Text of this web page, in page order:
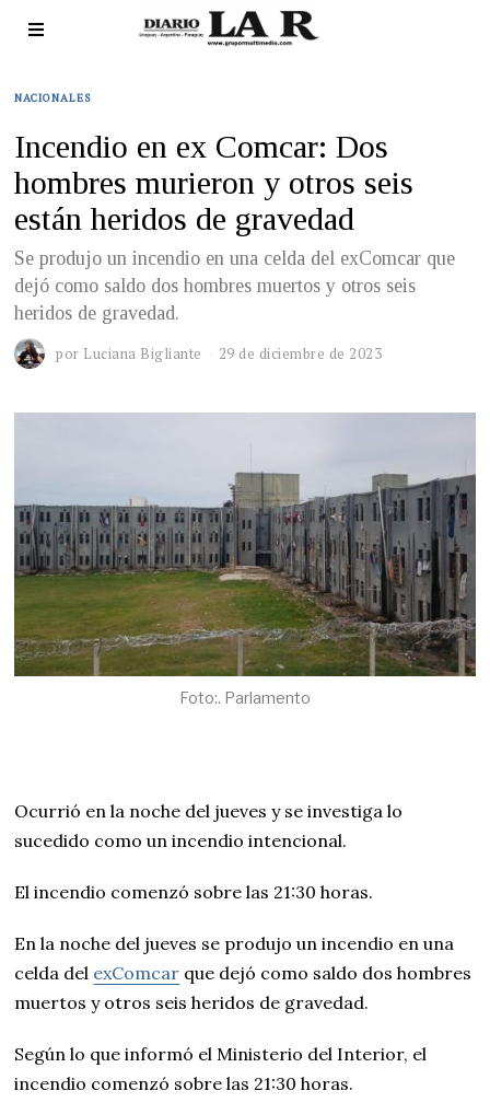
NACIONALES
Incendio en ex Comcar: Dos
hombres murieron y otros seis
están heridos de gravedad
Se produjo un incendio en una celda del exComcar que
dejó como saldo dos hombres muertos y otros seis
heridos de gravedad.
por Luciana Bigliante 29 de diciembre de 2023
Foto:. Parlamento
Ocurrió en la noche del jueves y se investiga lo
sucedido como un incendio intencional.
El incendio comenzó sobre las 21:30 horas.
En la noche del jueves se produjo un incendio en una
celda del exComcar que dejó como saldo dos hombres
muertos y otros seis heridos de gravedad.
Según lo que informó el Ministerio del Interior, el
incendio comenzó sobre las 21:30 horas.